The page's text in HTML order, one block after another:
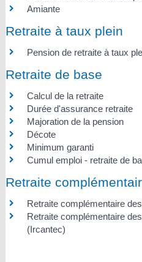
Amiante
Retraite à taux plein
Pension de retraite à taux
Retraite de base
Calcul de la retraite
Durée d'assurance retraite
Majoration de la pension
Décote
Minimum garanti
Cumul emploi - retraite de
Retraite
Retraite complémentaire
Retraite complémentaire
(Ircantec)